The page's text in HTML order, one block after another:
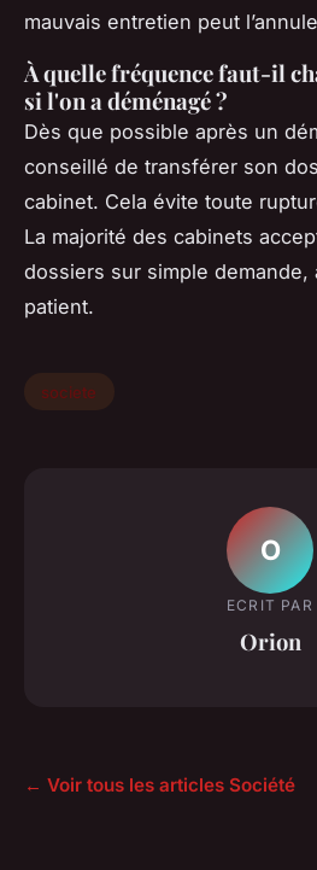
mauvais entretien peut
À quelle fréquence faut-il
si l'on a déménagé ?
Dès que possible après un
conseillé de transférer son
cabinet. Cela évite toute
La majorité des cabinets
dossiers sur simple demande,
patient.
societe
O
ECRIT PAR
Orion
← Voir tous les articles Société